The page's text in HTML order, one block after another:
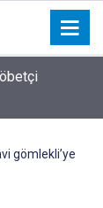
gömlekli’ye